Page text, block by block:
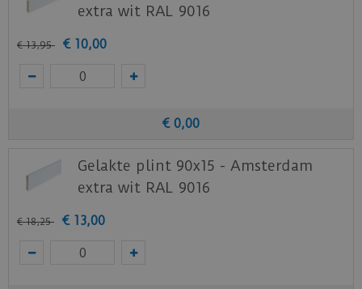
extra wit RAL 9016
€ 13,95 € 10,00
€ 0,00
Gelakte plint 90x15 - Amsterdam
extra wit RAL 9016
€ 18,25 € 13,00